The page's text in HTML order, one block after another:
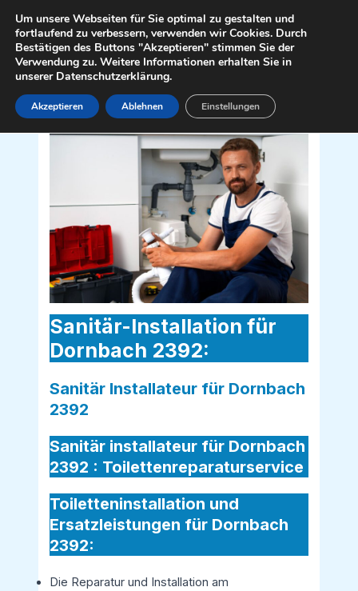
Inhalt
springen
Sanitär Installateur für Dornbach 2392
Sanitär-Installation für
Dornbach 2392:
Sanitär Installateur für Dornbach
2392
Sanitär installateur für Dornbach
2392 : Toilettenreparaturservice
Toiletteninstallation und
Ersatzleistungen für Dornbach
2392:
Die Reparatur und Installation am
Um unsere Webseiten für Sie optimal zu gestalten und
fortlaufend zu verbessern, verwenden wir Cookies. Durch
Bestätigen des Buttons "Akzeptieren" stimmen Sie der
Verwendung zu. Weitere Informationen erhalten Sie in
unserer Datenschutzerklärung.
Akzeptieren Ablehnen Einstellungen